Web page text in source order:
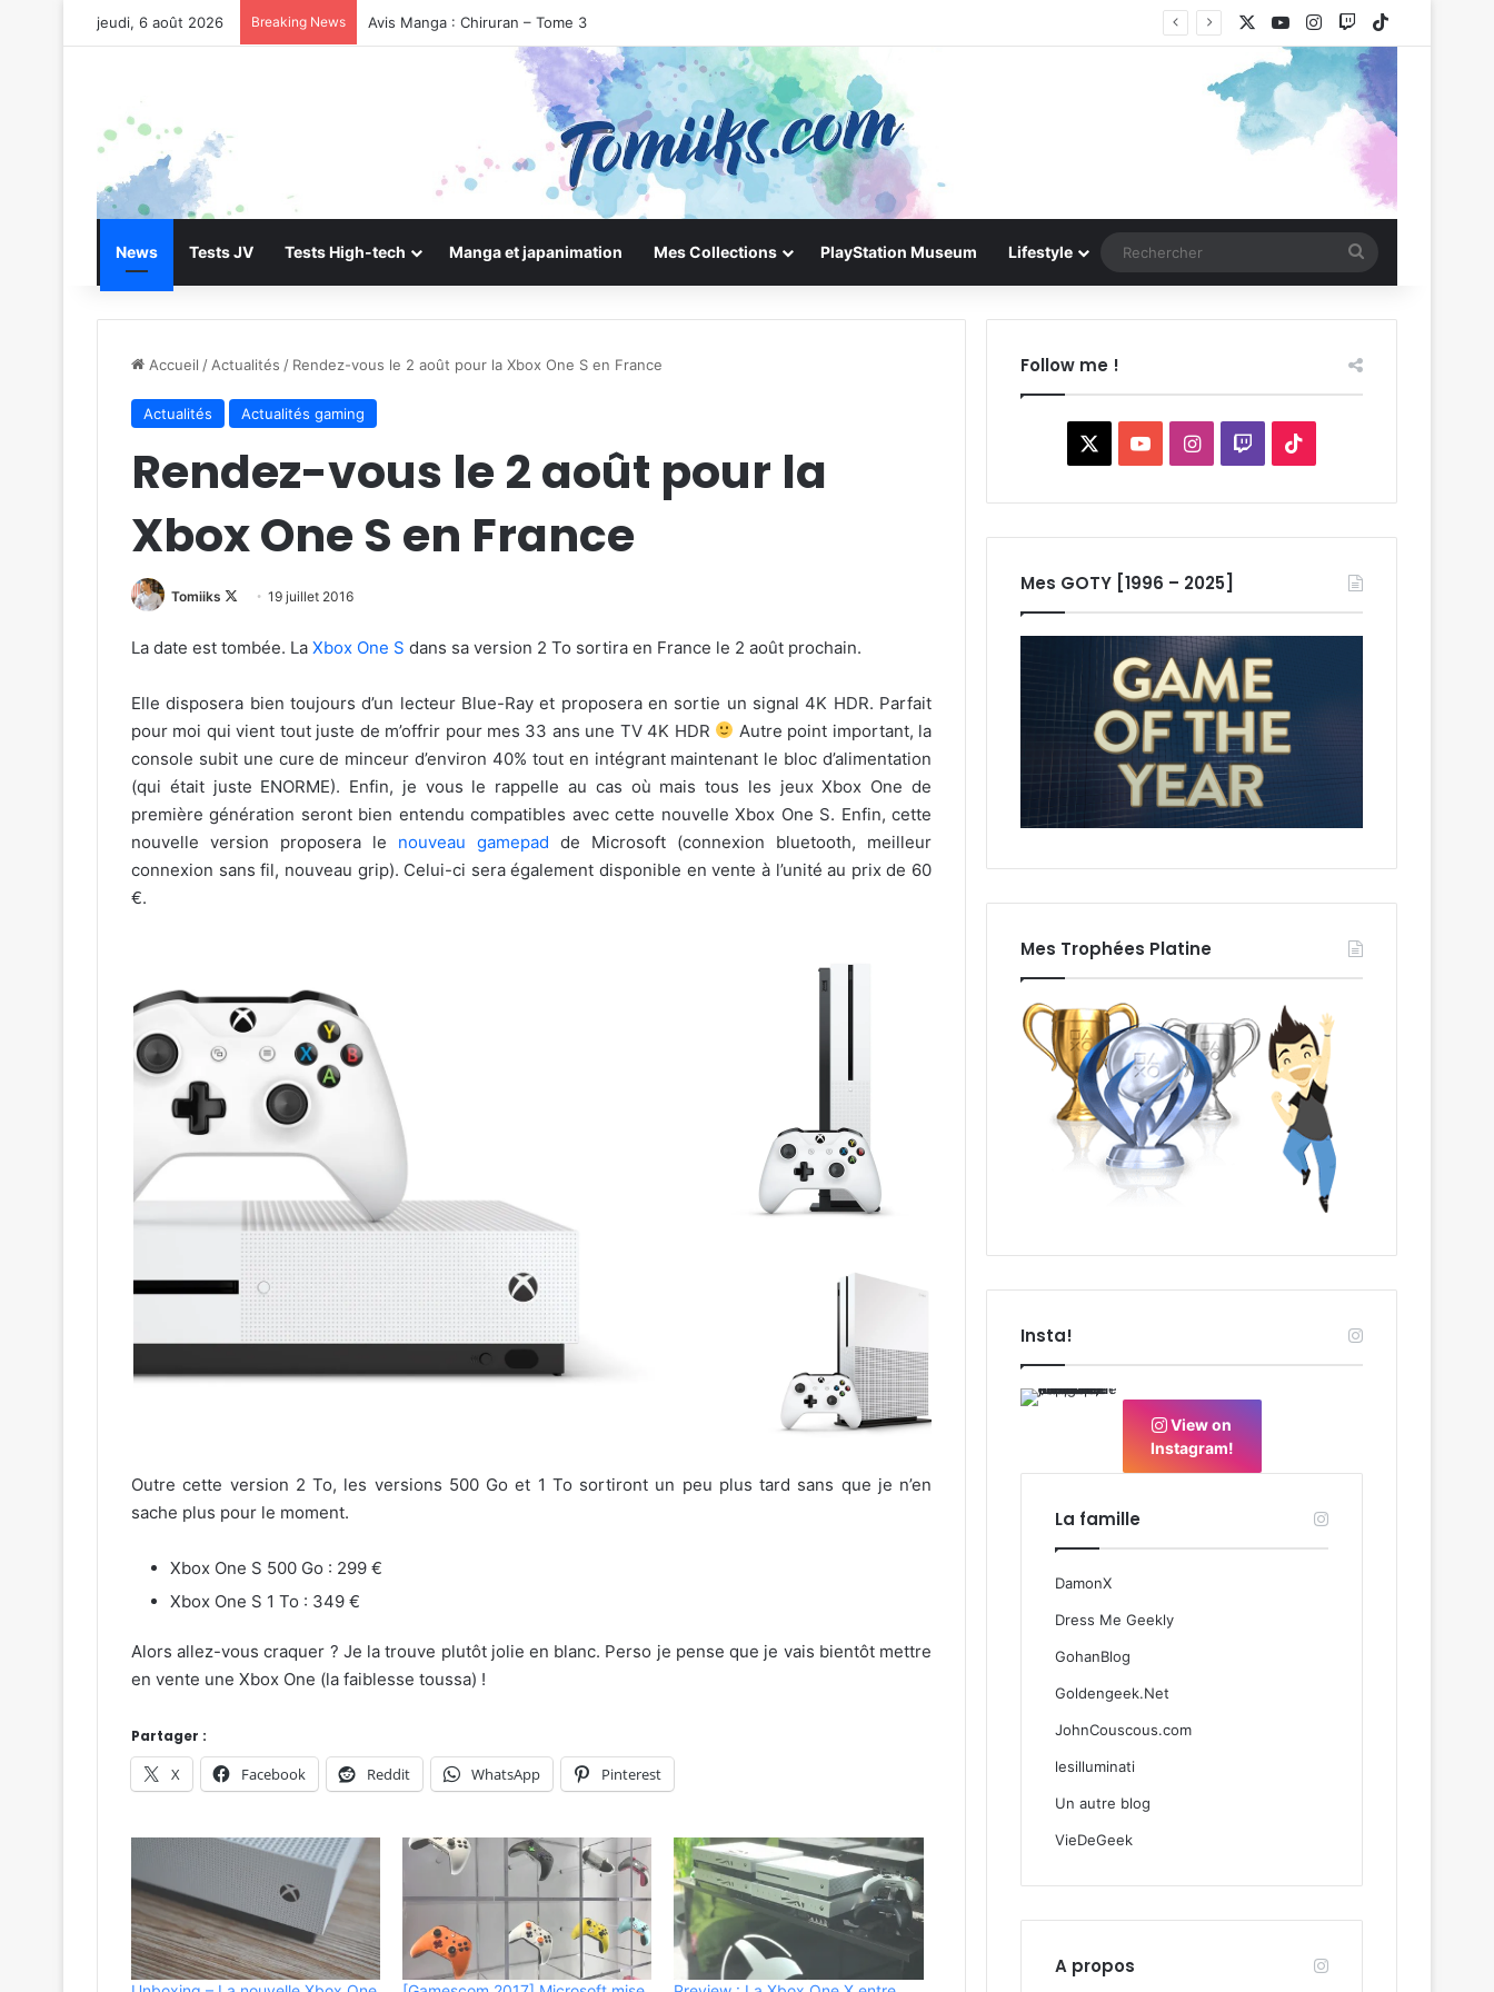
jeudi, 6 août 2026 Breaking News Avis Manga : Chiruran – Tome 3 YouTubeInstagram
Twitch
News Tests JV Tests High-tech Manga et japanimation Mes Collections PlayStation Museum Lifestyle
Accueil / Actualités / Rendez-vous le 2 août pour la Xbox One S en France
Actualités Actualités gaming
Rendez-vous le 2 août pour la
Xbox One S en France
Tomiiks
Follow
X
19 juillet 2016
La date est tombée. La Xbox One S dans sa version 2 To sortira en France le 2 août prochain.
Elle disposera bien toujours d’un lecteur Blue-Ray et proposera en sortie un signal 4K HDR. Parfait
pour moi qui vient tout juste de m’offrir pour mes 33 ans une TV 4K HDR
Autre point important, la
console subit une cure de minceur d’environ 40% tout en intégrant maintenant le bloc d’alimentation
(qui était juste ENORME). Enfin, je vous le rappelle au cas où mais tous les jeux Xbox One de
première génération seront bien entendu compatibles avec cette nouvelle Xbox One S. Enfin, cette
nouvelle version proposera le nouveau gamepad de Microsoft (connexion bluetooth, meilleur
connexion sans fil, nouveau grip). Celui-ci sera également disponible en vente à l’unité au prix de 60
€.
Outre cette version 2 To, les versions 500 Go et 1 To sortiront un peu plus tard sans que je n’en
sache plus pour le moment.
Xbox One S 500 Go : 299 €
Xbox One S 1 To : 349 €
Alors allez-vous craquer ? Je la trouve plutôt jolie en blanc. Perso je pense que je vais bientôt mettre
en vente une Xbox One (la faiblesse toussa) !
Partager :
X Facebook Reddit WhatsApp Pinterest
Follow me !
YouTubeInstagram
Twitch
Mes GOTY [1996 – 2025]
Mes Trophées Platine
Insta!
View on
Instagram!
La famille
DamonX
Dress Me Geekly
GohanBlog
Goldengeek.Net
JohnCouscous.com
lesilluminati
Un autre blog
VieDeGeek
A propos